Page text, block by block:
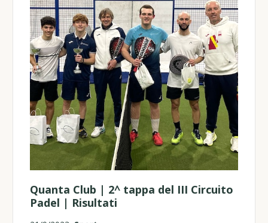
Quanta Club | 2^ tappa del III Circuito
Padel | Risultati